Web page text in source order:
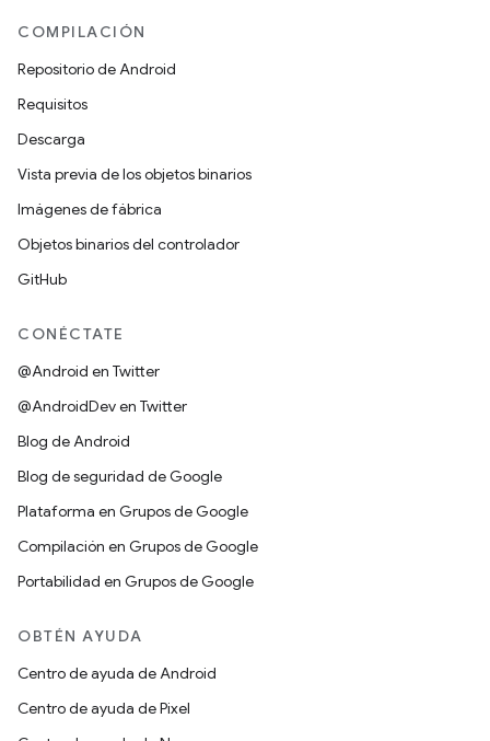
COMPILACIÓN
Repositorio de Android
Requisitos
Descarga
Vista previa de los objetos binarios
Imágenes de fábrica
Objetos binarios del controlador
GitHub
CONÉCTATE
@Android en Twitter
@AndroidDev en Twitter
Blog de Android
Blog de seguridad de Google
Plataforma en Grupos de Google
Compilación en Grupos de Google
Portabilidad en Grupos de Google
OBTÉN AYUDA
Centro de ayuda de Android
Centro de ayuda de Pixel